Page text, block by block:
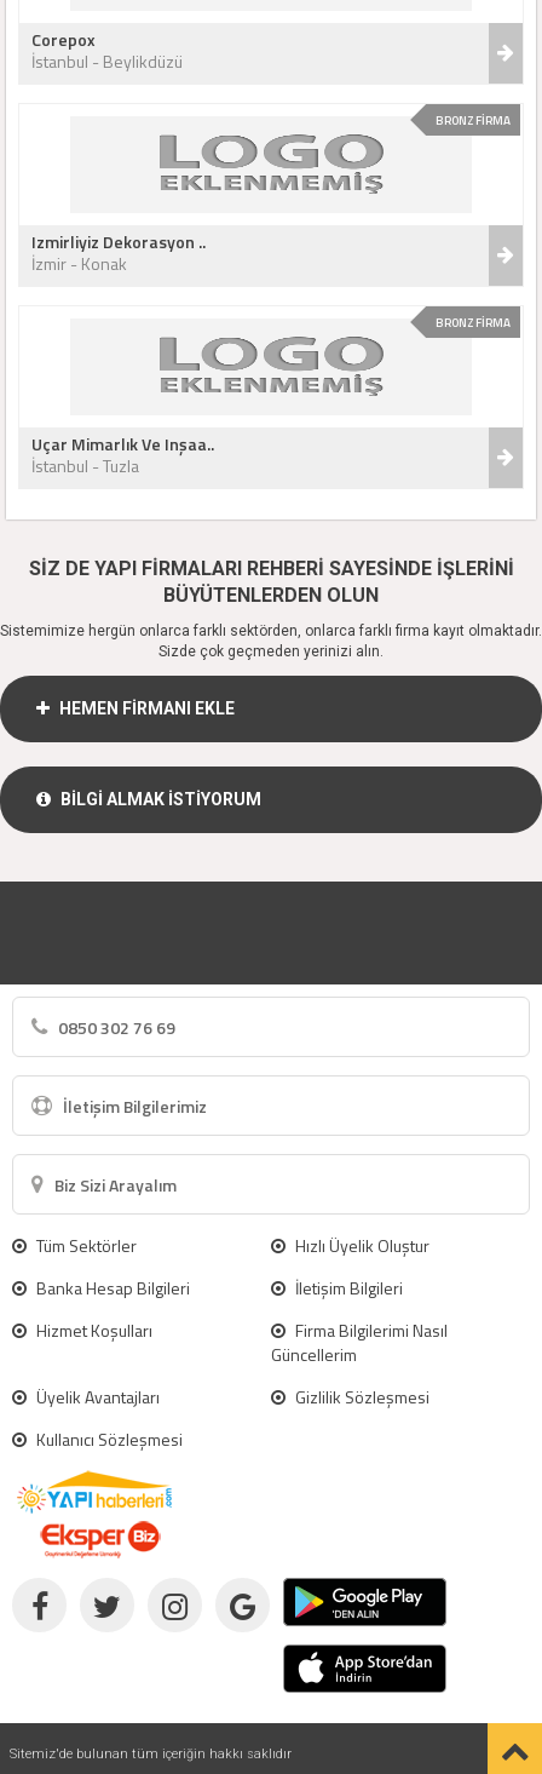
Corepox
İstanbul - Beylikdüzü
BRONZ FİRMA
Izmirliyiz Dekorasyon ..
İzmir - Konak
BRONZ FİRMA
Uçar Mimarlık Ve Inşaa..
İstanbul - Tuzla
SİZ DE YAPI FİRMALARI REHBERİ SAYESİNDE İŞLERİNİ
BÜYÜTENLERDEN OLUN
Sistemimize hergün onlarca farklı sektörden, onlarca farklı firma kayıt olmaktadır.
Sizde çok geçmeden yerinizi alın.
HEMEN FİRMANI EKLE
BİLGİ ALMAK İSTİYORUM
0850 302 76 69
İletişim Bilgilerimiz
Biz Sizi Arayalım
Tüm Sektörler
Hızlı Üyelik Oluştur
Banka Hesap Bilgileri
İletişim Bilgileri
Hizmet Koşulları
Firma Bilgilerimi Nasıl
Güncellerim
Üyelik Avantajları
Gizlilik Sözleşmesi
Kullanıcı Sözleşmesi
Sitemiz'de bulunan tüm içeriğin hakkı saklıdır